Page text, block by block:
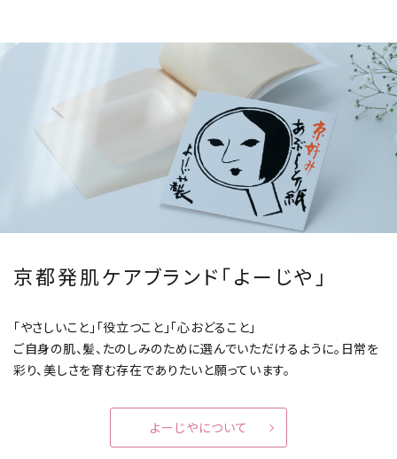
京都発肌ケアブランド「よーじや」
「やさしいこと」「役立つこと」「心おどること」
ご自身の肌、髪、たのしみのために選んでいただけるように。 日常を
彩り、美しさを育む存在でありたいと願っています。
よーじやについて